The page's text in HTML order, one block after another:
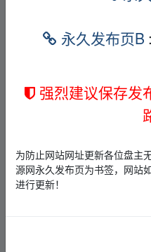
祄森三另低并哉喔无
n.xy_z
本帖含有隐藏内容，请您
▪fr om w
永久发布页B
强烈建议保存发
为防止网站网址更新各位盘主
源网永久发布页为书签，网站
进行更新！